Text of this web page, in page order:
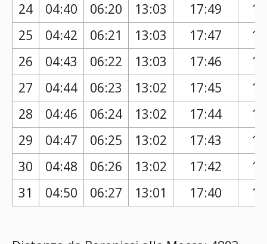
24
04:40 06:20 13:03 17:49
25
04:42 06:21 13:03 17:47
26
04:43 06:22 13:03 17:46
27
04:44 06:23 13:02 17:45
28
04:46 06:24 13:02 17:44
29
04:47 06:25 13:02 17:43
30
04:48 06:26 13:02 17:42
31
04:50 06:27 13:01 17:40